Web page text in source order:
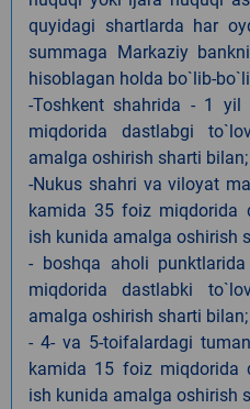
quyidagi shartlarda har
summaga Markaziy
hisoblagan holda bo`lib-
-Toshkent shahrida - 1
miqdorida dastlabgi
amalga oshirish sharti bilan;
-Nukus shahri va viloyat
kamida 35 foiz miqdorida
ish kunida amalga oshirish
- boshqa aholi
miqdorida dastlabki
amalga oshirish sharti bilan;
- 4- va 5-toifalardagi
kamida 15 foiz miqdorida
ish kunida amalga oshirish